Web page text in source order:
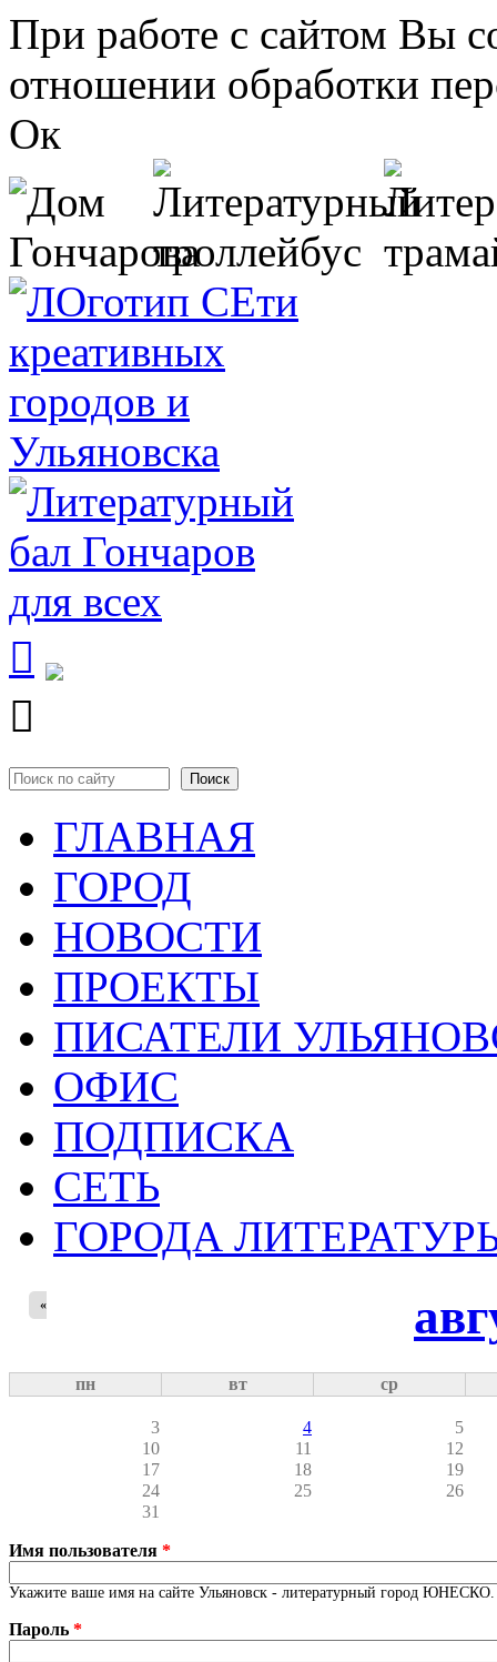
Перейти к основному содержанию
При работе с сайтом Вы
отношении обработки
Ок


Форма поиска
ГЛАВНАЯ
ГОРОД
НОВОСТИ
ПРОЕКТЫ
ПИСАТЕЛИ
ОФИС
ПОДПИСКА
СЕТЬ
ГОРОДА
«
пн вт ср
3 4
5
10
11
12
17
18
19
24
25
26
31
Имя пользователя *
Укажите ваше имя на сайте Ульяновск - литературный город ЮНЕСКО.
Пароль *